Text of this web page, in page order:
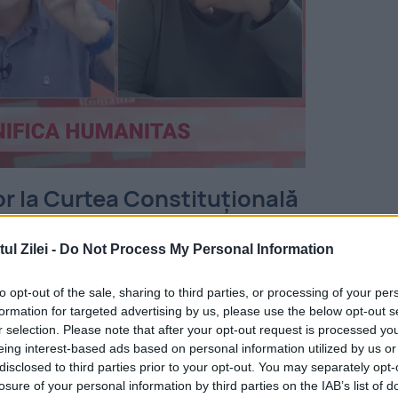
Zilei - Do Not Process My Personal Information
opt-out of the sale, sharing to third parties, or processing of your
for targeted advertising by us, please use the below opt-out
selection. Please note that after your opt-out request is processed
interest-based ads based on personal information utilized by us
to third parties prior to your opt-out. You may separately
of your personal information by third parties on the IAB’s list of
la Curtea Constituțională
au solicitat Curții Constituționale să verifice
și Hotărârea Parlamentului prin care
din această toamnă.
în acest sens pe 22 august.
Diana Caraman au solicitat, în sesizarea